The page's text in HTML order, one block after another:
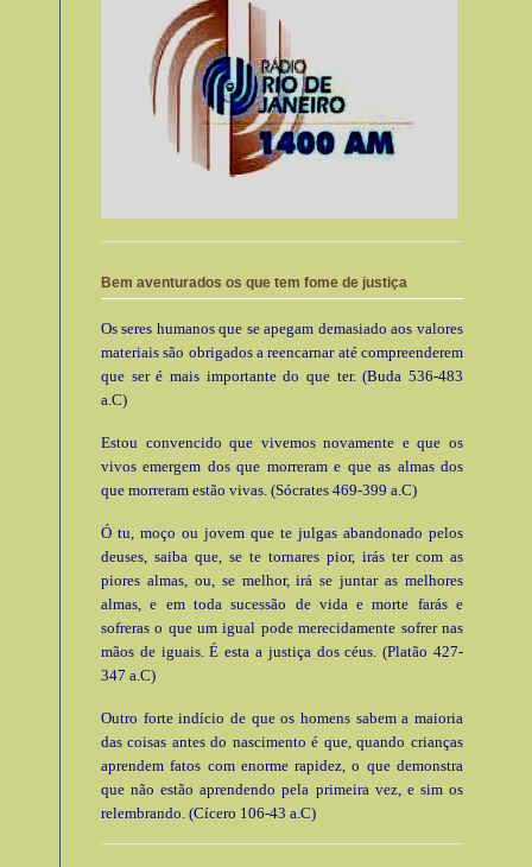
Bem aventurados os que tem fome de justiça
Os seres humanos que se apegam demasiado aos valores
materiais são obrigados a reencarnar até compreenderem
que ser é mais importante do que ter. (Buda 536-483
a.C)
Estou convencido que vivemos novamente e que os
vivos emergem dos que morreram e que as almas dos
que morreram estão vivas. (Sócrates 469-399 a.C)
Ó tu, moço ou jovem que te julgas abandonado pelos
deuses, saiba que, se te tornares pior, irás ter com as
piores almas, ou, se melhor, irá se juntar as melhores
almas, e em toda sucessão de vida e morte farás e
sofreras o que um igual pode merecidamente sofrer nas
mãos de iguais. É esta a justiça dos céus. (Platão 427-
347 a.C)
Outro forte indício de que os homens sabem a maioria
das coisas antes do nascimento é que, quando crianças
aprendem fatos com enorme rapidez, o que demonstra
que não estão aprendendo pela primeira vez, e sim os
relembrando. (Cícero 106-43 a.C)